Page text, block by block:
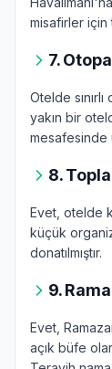
misafirler
7.
Otelde
yakın bir
mesafesinde
8.
Evet, otelde
küçük
donatılmıştır.
9.
Evet,
açık büfe